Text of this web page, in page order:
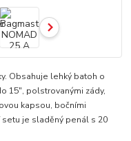
Obsahuje lehký batoh o
15", polstrovanými zády,
kapsou, bočními
setu je sladěný penál s 20